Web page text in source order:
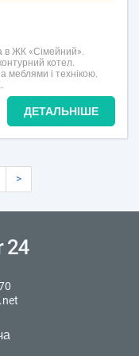
ЖК «Сімейний».
котел.
і технікою.
ДЕТАЛЬНІШЕ
>